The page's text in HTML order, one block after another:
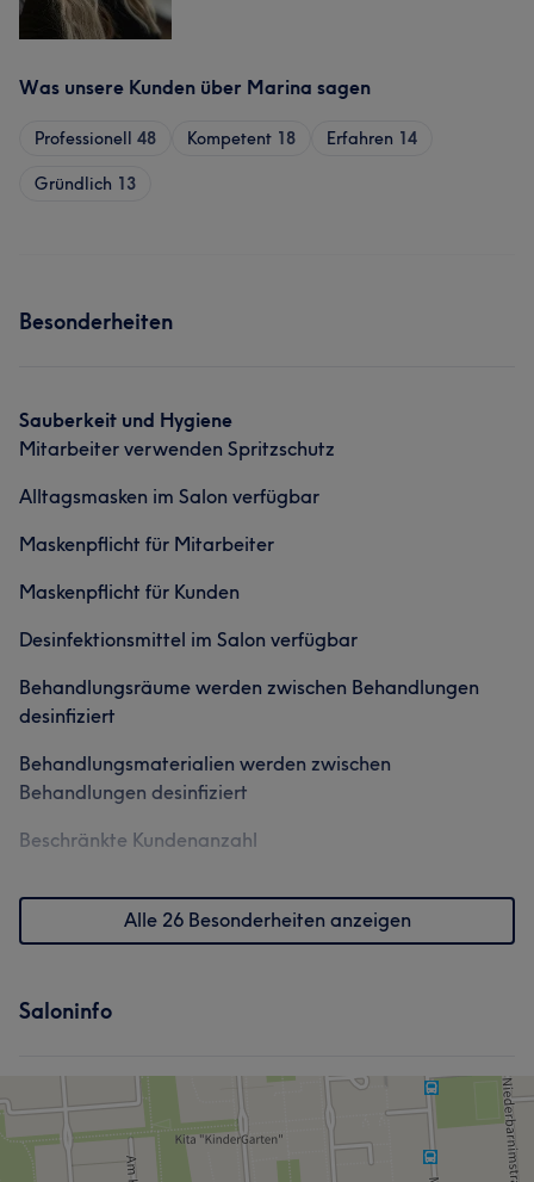
Was unsere Kunden über Marina sagen
Professionell 48 Kompetent 18 Erfahren 14
Gründlich 13
Besonderheiten
Sauberkeit und Hygiene
Mitarbeiter verwenden Spritzschutz
Alltagsmasken im Salon verfügbar
Maskenpflicht für Mitarbeiter
Maskenpflicht für Kunden
Desinfektionsmittel im Salon verfügbar
Behandlungsräume werden zwischen Behandlungen
desinfiziert
Behandlungsmaterialien werden zwischen
Behandlungen desinfiziert
Beschränkte Kundenanzahl
Alle 26 Besonderheiten anzeigen
Saloninfo